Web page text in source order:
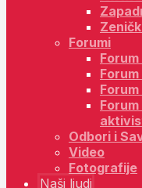
Forumi
Odbori i
Video
Fotografije
Naši ljudi